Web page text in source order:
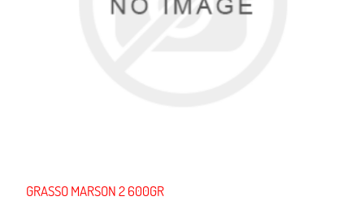
GRASSO MARSON 2 600GR